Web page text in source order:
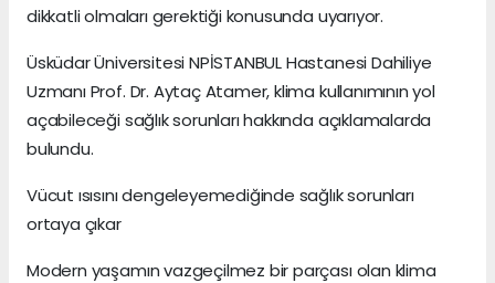
dikkatli olmaları gerektiği konusunda uyarıyor.
Üsküdar Üniversitesi NPİSTANBUL Hastanesi Dahiliye
Uzmanı Prof. Dr. Aytaç Atamer, klima kullanımının yol
açabileceği sağlık sorunları hakkında açıklamalarda
bulundu.
Vücut ısısını dengeleyemediğinde sağlık sorunları
ortaya çıkar
Modern yaşamın vazgeçilmez bir parçası olan klima